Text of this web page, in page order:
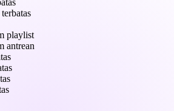
playlist
antrean